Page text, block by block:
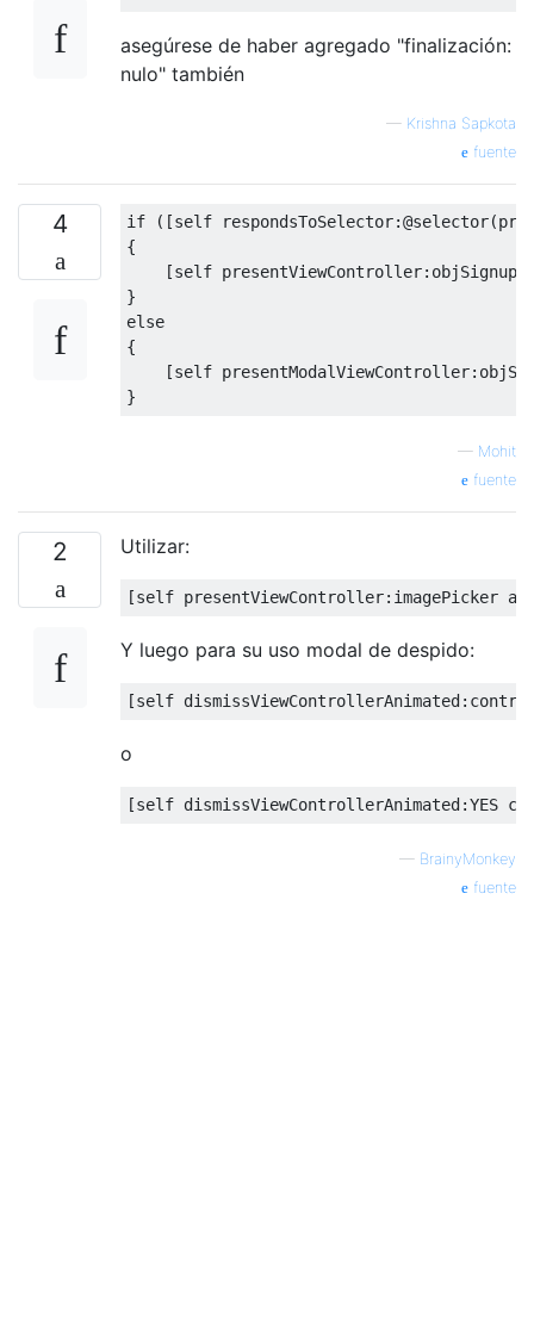
asegúrese de haber agregado "finalización:
nulo" también
— Krishna Sapkota
fuente
4 if ([self respondsToSelector:@selector(
{
[self presentViewController:
}
else
{
[self presentModalViewController:
}
— Mohit
fuente
2 Utilizar:
[self presentViewController: imagePicker
Y luego para su uso modal de despido:
[self dismissViewControllerAnimated:
o
[self dismissViewControllerAnimated:YES
— BrainyMonkey
fuente